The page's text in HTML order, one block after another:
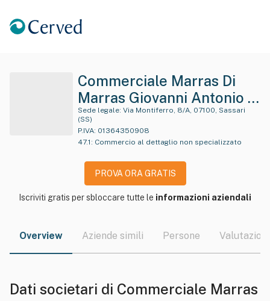
Commerciale Marras Di
Marras Giovanni Antonio &
C. S.a.s. In Sigla "Co.mar.
S.a.s. Di Marras Giovanni
Antonio & C. *
Sede legale:
(SS)
P.IVA: 01364350908
47.1 : Commercio al dettaglio non specializzato
PROVA ORA GRATIS
Iscriviti gratis per sbloccare tutte le informazioni aziendali
Overview Aziende simili Persone Valutazioni
Dati societari di Commerciale Marras